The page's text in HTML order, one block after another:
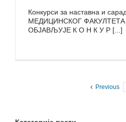
Конкурси за наставна и
МЕДИЦИНСКОГ ФАКУЛТЕТА
ОБЈАВЉУЈЕ К О Н К У Р [...]
Previous